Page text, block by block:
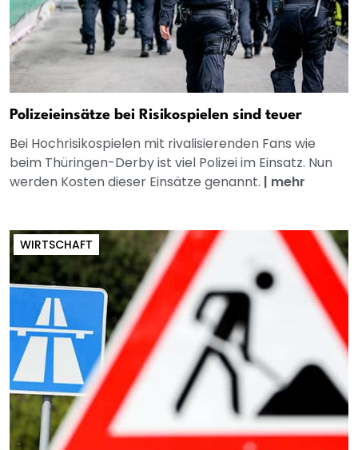
Polizeieinsätze bei Risikospielen sind teuer
Bei Hochrisikospielen mit rivalisierenden Fans wie
beim Thüringen-Derby ist viel Polizei im Einsatz. Nun
werden Kosten dieser Einsätze genannt. | mehr
WIRTSCHAFT